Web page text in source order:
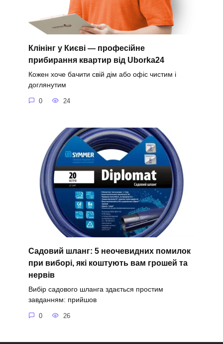
Клінінг у Києві — професійне
прибирання квартир від Uborka24
Кожен хоче бачити свій дім або офіс чистим і
доглянутим
0 24
Садовий шланг: 5 неочевидних помилок
при виборі, які коштують вам грошей та
нервів
Вибір садового шланга здається простим
завданням: прийшов
0 26